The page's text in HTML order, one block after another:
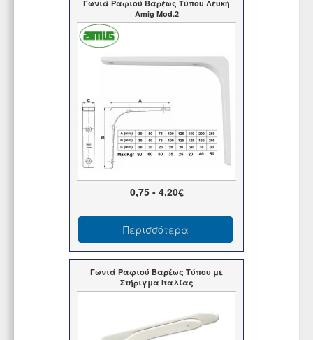
Γωνιά Ραφιού Βαρέως Τύπου Λευκή
Amig Mod.2
0,75 - 4,20€
Περισσότερα
Γωνιά Ραφιού Βαρέως Τύπου με
Στήριγμα Ιταλίας